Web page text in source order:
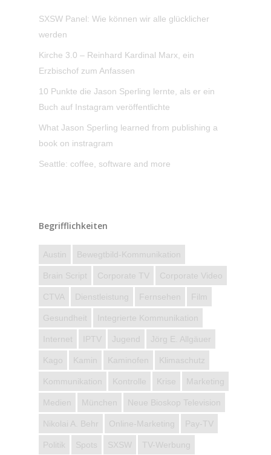
SXSW Panel: Wie können wir alle glücklicher
werden
Kirche 3.0 – Reinhard Kardinal Marx, ein
Erzbischof zum Anfassen
10 Punkte die Jason Sperling lernte, als er ein
Buch auf Instagram veröffentlichte
What Jason Sperling learned from publishing a
book on instragram
Seattle: coffee, software and more
Begrifflichkeiten
Austin Bewegtbild-Kommunikation
Brain Script Corporate TV Corporate Video
CTVA Dienstleistung Fernsehen Film
Gesundheit Integrierte Kommunikation
Internet IPTV Jugend Jörg E. Allgäuer
Kago Kamin Kaminofen Klimaschutz
Kommunikation Kontrolle Krise Marketing
Medien München Neue Bioskop Television
Nikolai A. Behr Online-Marketing Pay-TV
Politik Spots SXSW TV-Werbung